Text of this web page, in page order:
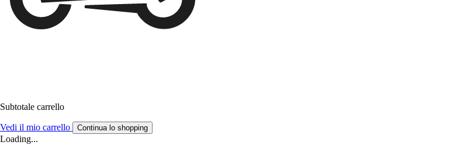
Subtotale carrello
Vedi il mio carrello Continua lo shopping
Loading...